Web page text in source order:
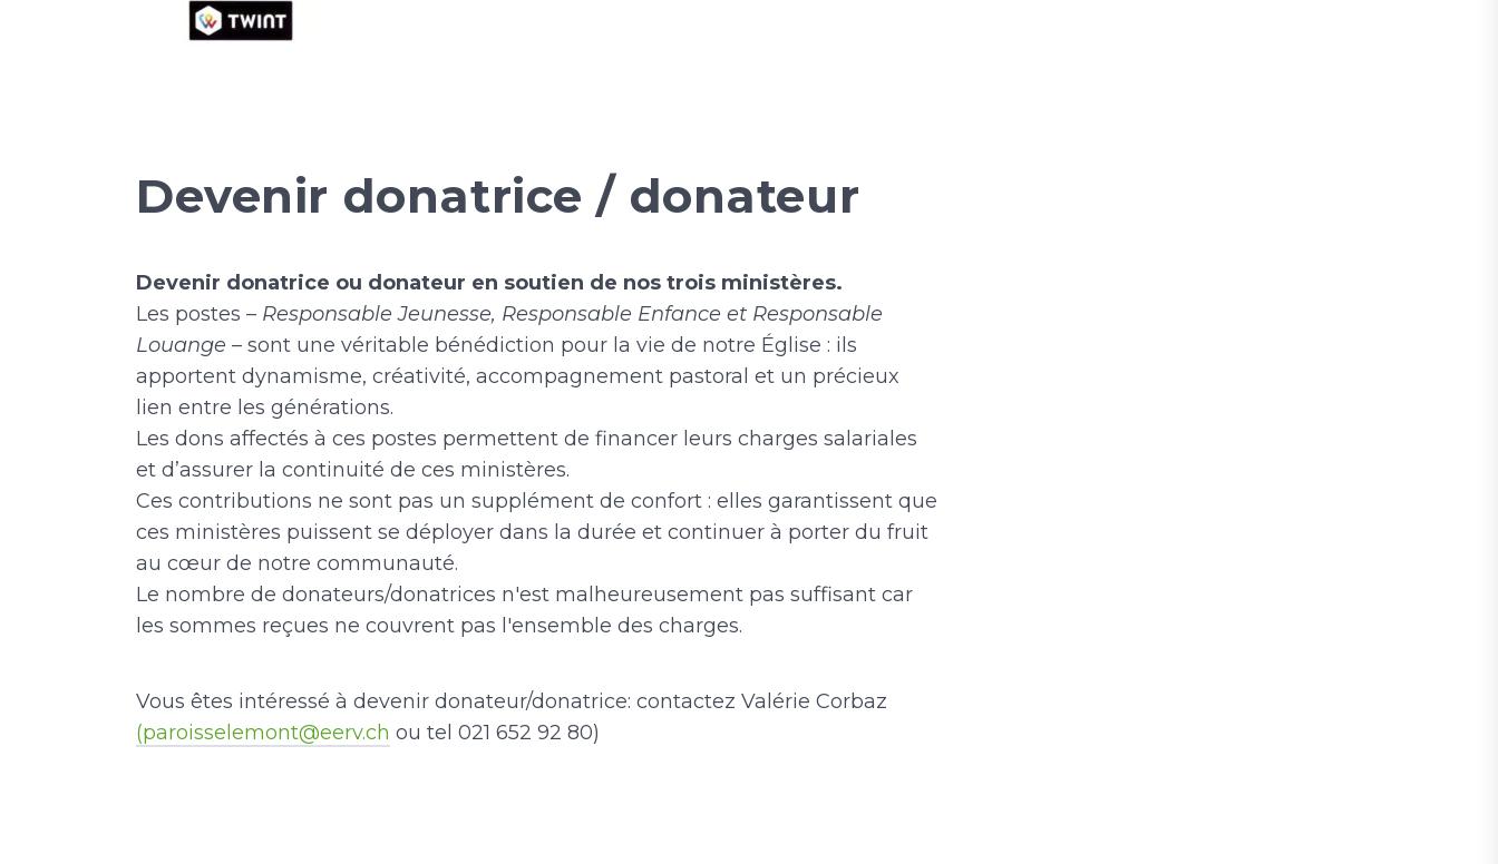
Devenir donatrice / donateur
Devenir donatrice ou donateur en soutien de nos trois ministères.
Les postes – Responsable Jeunesse, Responsable Enfance et Responsable
Louange – sont une véritable bénédiction pour la vie de notre Église : ils
apportent dynamisme, créativité, accompagnement pastoral et un précieux
lien entre les générations.
Les dons affectés à ces postes permettent de financer leurs charges salariales
et d’assurer la continuité de ces ministères.
Ces contributions ne sont pas un supplément de confort : elles garantissent que
ces ministères puissent se déployer dans la durée et continuer à porter du fruit
au cœur de notre communauté.
Le nombre de donateurs/donatrices n'est malheureusement pas suffisant car
les sommes reçues ne couvrent pas l'ensemble des charges.
Vous êtes intéressé à devenir donateur/donatrice: contactez Valérie Corbaz
(paroisselemont@eerv.ch ou tel 021 652 92 80)